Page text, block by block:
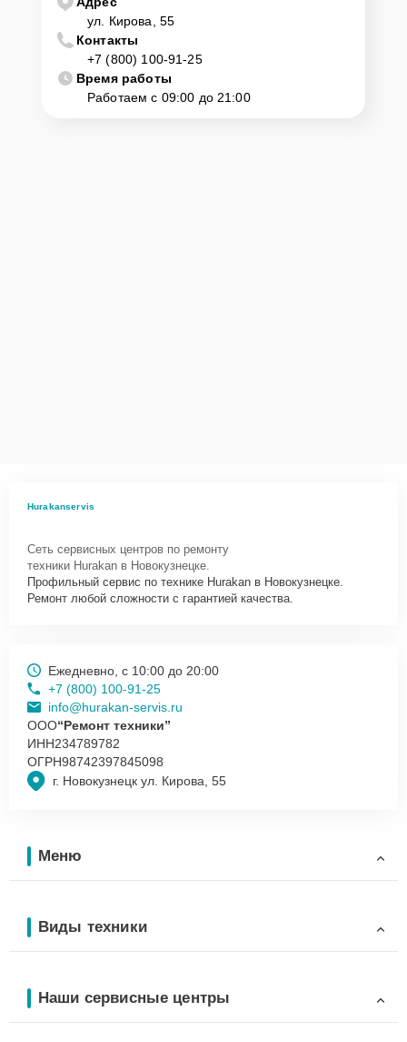
ул. Кирова, 55
Контакты
+7 (800) 100-91-25
Время работы
Работаем с 09:00 до 21:00
Hurakanservis
Сеть сервисных центров по ремонту
техники Hurakan в Новокузнецке.
Профильный сервис по технике Hurakan в Новокузнецке.
Ремонт любой сложности с гарантией качества.
г. Новокузнецк ул. Кирова, 55
Ежедневно, с 10:00 до 20:00
+7 (800) 100-91-25
info@hurakan-servis.ru
ООО“Ремонт техники”
ИНН234789782
ОГРН98742397845098
Меню
Виды техники
Наши сервисные центры